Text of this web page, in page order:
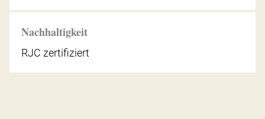
Nachhaltigkeit
RJC zertifiziert